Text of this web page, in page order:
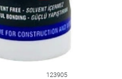
123905